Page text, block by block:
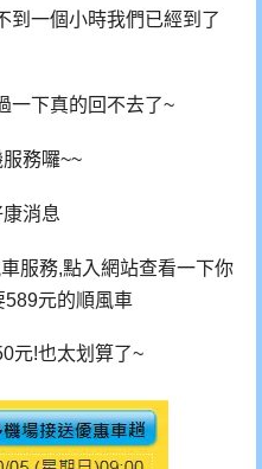
到一個小時我們已經到了
一下真的回不去了~
務囉~~
消息
服務,點入網站查看一下你
589元的順風車
元!也太划算了~